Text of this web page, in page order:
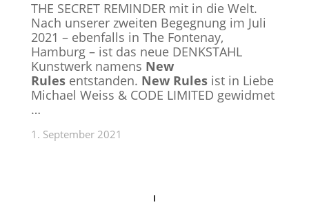
THE SECRET REMINDERmit in die Welt.
Nach unserer zweiten Begegnung im Juli
2021 – ebenfalls in The Fontenay,
Hamburg – ist das neue DENKSTAHL
Kunstwerk namens New
Rulesentstanden. New Rulesist in Liebe
Michael Weiss & CODE LIMITED gewidmet
…
1. September 2021